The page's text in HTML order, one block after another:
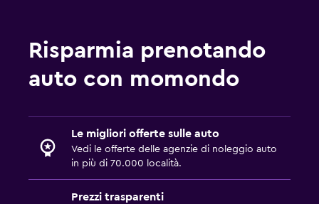
Risparmia prenotando
auto con momondo
Le migliori offerte sulle auto
Vedi le offerte delle agenzie di noleggio auto
in più di 70.000 località.
Prezzi trasparenti